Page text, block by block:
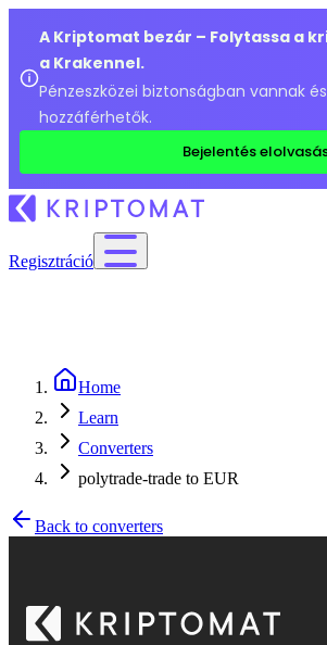
A Kriptomat bezár – Folytassa a
a Krakennel.
Pénzeszközei biztonságban vannak
hozzáférhetők.
Bejelentés
Regisztráció
Home
Learn
Converters
polytrade-trade to EUR
Back to converters